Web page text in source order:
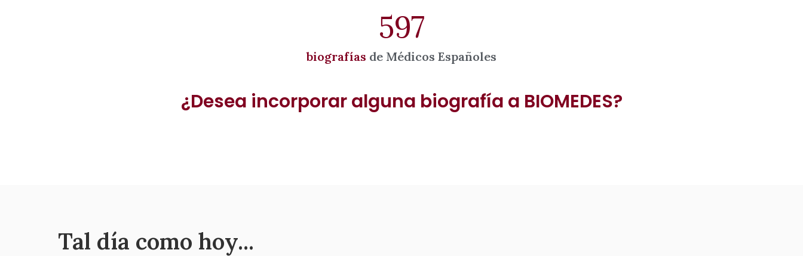
597
biografías de Médicos Españoles
¿Desea incorporar alguna biografía a BIOMEDES?
Tal día como hoy...